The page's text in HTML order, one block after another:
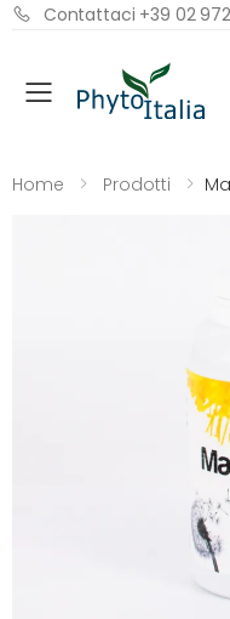
Contattaci +39 02
Menu
Home Prodotti